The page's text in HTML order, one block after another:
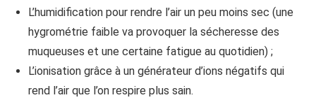
L’humidification pour rendre l’air un peu moins sec (une
hygrométrie faible va provoquer la sécheresse des
muqueuses et une certaine fatigue au quotidien) ;
L’ionisation grâce à un générateur d’ions négatifs qui
rend l’air que l’on respire plus sain.